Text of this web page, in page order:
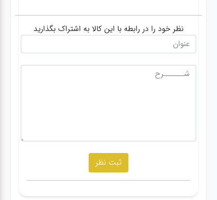
نظر خود را در رابطه با این کالا به اشتراک بگذارید